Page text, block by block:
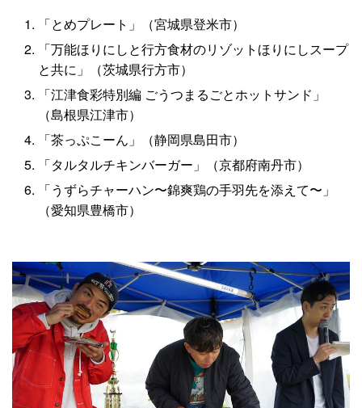
「とめプレート」（宮城県登米市）
「万能ほりにしと行方食材のリゾットほりにしスープ
と共に」（茨城県行方市）
「江津食彩特別編 ごうつまるごとホットサンド」
（島根県江津市）
「茶っぷこーん」（静岡県島田市）
「タルタルチキンバーガー」（京都府南丹市）
「うずらチャーハン〜錦爽鶏の手羽先を添えて〜」
（愛知県豊橋市）